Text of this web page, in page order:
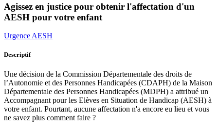
Agissez en justice pour obtenir l'affectation d'un
AESH pour votre enfant
Urgence AESH
Descriptif
Une décision de la Commission Départementale des droits de
l’Autonomie et des Personnes Handicapées (CDAPH) de la Maison
Départementale des Personnes Handicapées (MDPH) a attribué un
Accompagnant pour les Elèves en Situation de Handicap (AESH) à
votre enfant. Pourtant, aucune affectation n'a encore eu lieu et vous
ne savez plus comment faire ?